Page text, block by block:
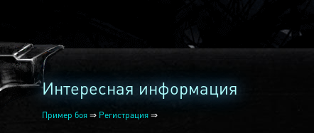
Интересная информация
Пример боя ⇒ Регистрация ⇒